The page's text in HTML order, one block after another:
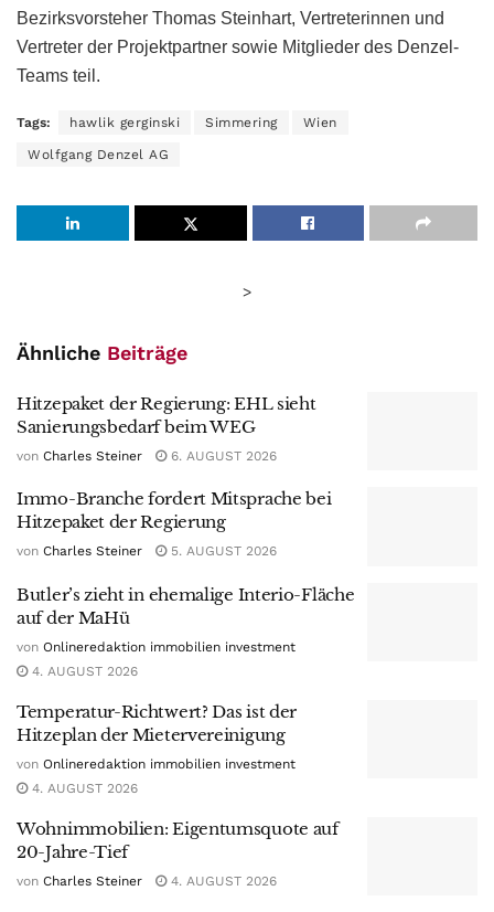
Bezirksvorsteher Thomas Steinhart, Vertreterinnen und
Vertreter der Projektpartner sowie Mitglieder des Denzel-
Teams teil.
Tags: hawlik gerginski Simmering Wien
Wolfgang Denzel AG
>
Ähnliche Beiträge
Hitzepaket der Regierung: EHL sieht
Sanierungsbedarf beim WEG
von Charles Steiner 6. AUGUST 2026
Immo-Branche fordert Mitsprache bei
Hitzepaket der Regierung
von Charles Steiner 5. AUGUST 2026
Butler’s zieht in ehemalige Interio-Fläche
auf der MaHü
von Onlineredaktion immobilien investment
4. AUGUST 2026
Temperatur-Richtwert? Das ist der
Hitzeplan der Mietervereinigung
von Onlineredaktion immobilien investment
4. AUGUST 2026
Wohnimmobilien: Eigentumsquote auf
20-Jahre-Tief
von Charles Steiner 4. AUGUST 2026